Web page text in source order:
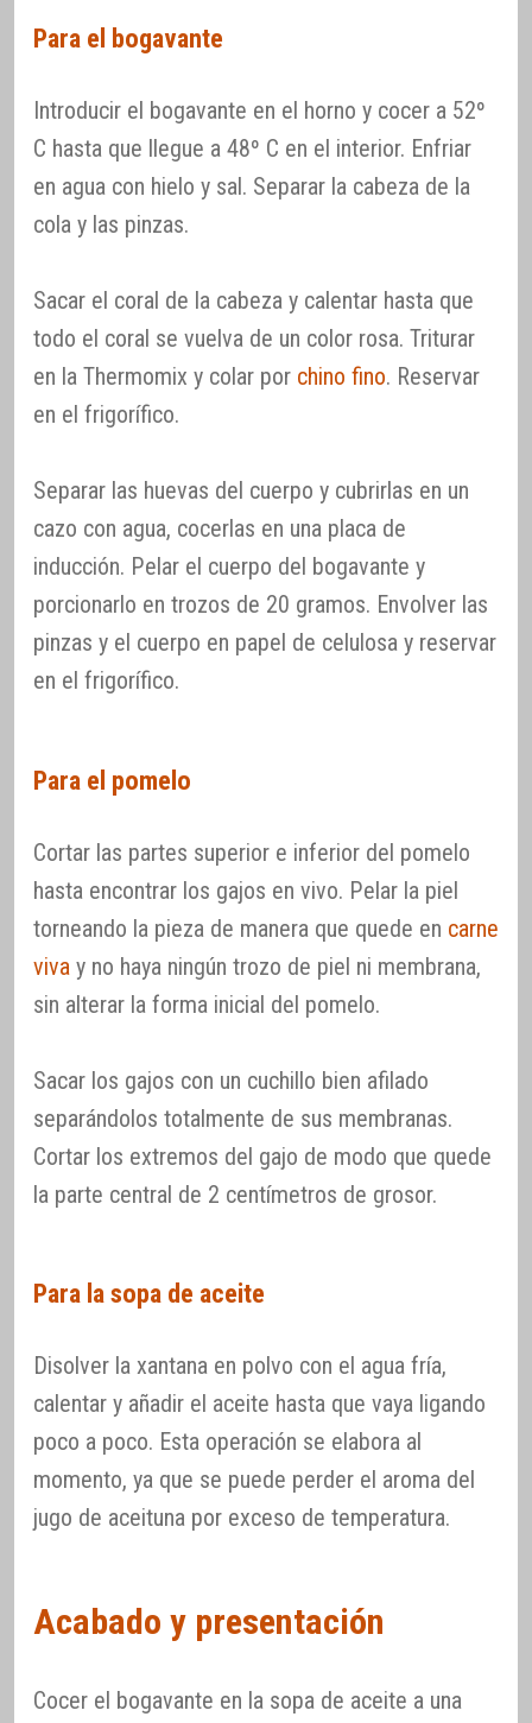
Para el bogavante
Introducir el bogavante en el horno y cocer a 52º
C hasta que llegue a 48º C en el interior. Enfriar
en agua con hielo y sal. Separar la cabeza de la
cola y las pinzas.
Sacar el coral de la cabeza y calentar hasta que
todo el coral se vuelva de un color rosa. Triturar
en la Thermomix y colar por chino fino. Reservar
en el frigorífico.
Separar las huevas del cuerpo y cubrirlas en un
cazo con agua, cocerlas en una placa de
inducción. Pelar el cuerpo del bogavante y
porcionarlo en trozos de 20 gramos. Envolver las
pinzas y el cuerpo en papel de celulosa y reservar
en el frigorífico.
Para el pomelo
Cortar las partes superior e inferior del pomelo
hasta encontrar los gajos en vivo. Pelar la piel
torneando la pieza de manera que quede en carne
viva y no haya ningún trozo de piel ni membrana,
sin alterar la forma inicial del pomelo.
Sacar los gajos con un cuchillo bien afilado
separándolos totalmente de sus membranas.
Cortar los extremos del gajo de modo que quede
la parte central de 2 centímetros de grosor.
Para la sopa de aceite
Disolver la xantana en polvo con el agua fría,
calentar y añadir el aceite hasta que vaya ligando
poco a poco. Esta operación se elabora al
momento, ya que se puede perder el aroma del
jugo de aceituna por exceso de temperatura.
Acabado y presentación
Cocer el bogavante en la sopa de aceite a una